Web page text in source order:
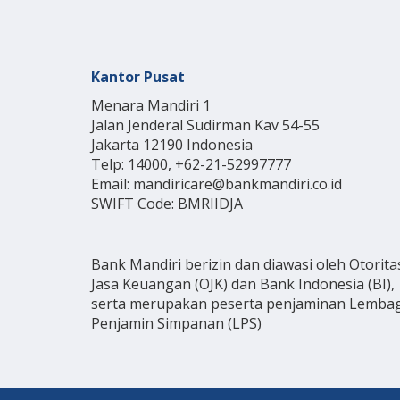
Kantor Pusat
Menara Mandiri 1
Jalan Jenderal Sudirman Kav 54-55
Jakarta 12190 Indonesia
Telp: 14000, +62-21-52997777
Email: mandiricare@bankmandiri.co.id
SWIFT Code: BMRIIDJA
Bank Mandiri berizin dan diawasi oleh
Jasa Keuangan (OJK) dan Bank Indonesia (BI),
serta merupakan peserta penjaminan
Penjamin Simpanan (LPS)